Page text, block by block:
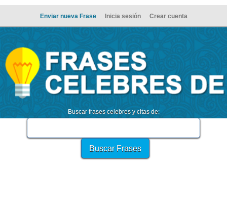
Enviar nueva Frase Inicia sesión Crear cuenta
Buscar frases celebres y citas de: